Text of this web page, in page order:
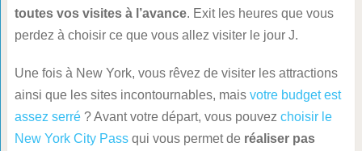
toutes vos visites à l’avance. Exit les heures que vous
perdez à choisir ce que vous allez visiter le jour J.
Une fois à New York, vous rêvez de visiter les attractions
ainsi que les sites incontournables, mais votre budget est
assez serré? Avant votre départ, vous pouvez choisir le
New York City Passqui vous permet de réaliser pas